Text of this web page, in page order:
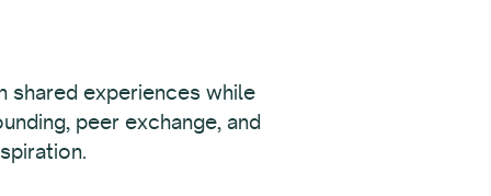
shared experiences while
peer exchange, and